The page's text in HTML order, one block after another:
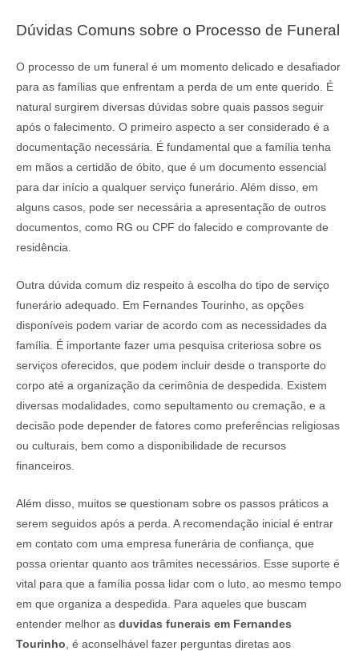
Dúvidas Comuns sobre o Processo de Funeral
O processo de um funeral é um momento delicado e desafiador
para as famílias que enfrentam a perda de um ente querido. É
natural surgirem diversas dúvidas sobre quais passos seguir
após o falecimento. O primeiro aspecto a ser considerado é a
documentação necessária. É fundamental que a família tenha
em mãos a certidão de óbito, que é um documento essencial
para dar início a qualquer serviço funerário. Além disso, em
alguns casos, pode ser necessária a apresentação de outros
documentos, como RG ou CPF do falecido e comprovante de
residência.
Outra dúvida comum diz respeito à escolha do tipo de serviço
funerário adequado. Em Fernandes Tourinho, as opções
disponíveis podem variar de acordo com as necessidades da
família. É importante fazer uma pesquisa criteriosa sobre os
serviços oferecidos, que podem incluir desde o transporte do
corpo até a organização da cerimônia de despedida. Existem
diversas modalidades, como sepultamento ou cremação, e a
decisão pode depender de fatores como preferências religiosas
ou culturais, bem como a disponibilidade de recursos
financeiros.
Além disso, muitos se questionam sobre os passos práticos a
serem seguidos após a perda. A recomendação inicial é entrar
em contato com uma empresa funerária de confiança, que
possa orientar quanto aos trâmites necessários. Esse suporte é
vital para que a família possa lidar com o luto, ao mesmo tempo
em que organiza a despedida. Para aqueles que buscam
entender melhor as duvidas funerais em Fernandes
Tourinho , é aconselhável fazer perguntas diretas aos